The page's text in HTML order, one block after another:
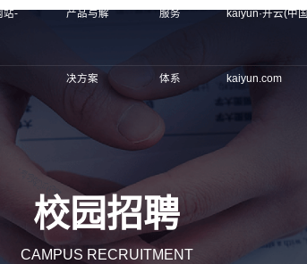
站- 产品与解
决方案
服务
体系
kaiyun·开云(中
kaiyun.com
校园招聘
CAMPUS RECRUITMENT